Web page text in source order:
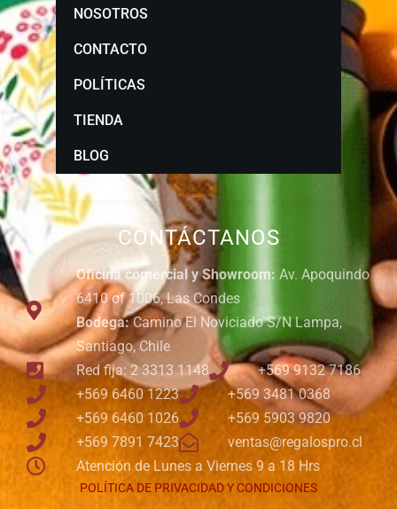
CONTÁCTANOS
Oficina comercial y Showroom: Av. Apoquindo
6410 of 1006, Las Condes
Bodega:Camino El Noviciado S/N Lampa,
Santiago, Chile
Red fija: 2 3313 1148
+569 9132 7186
+569 6460 1223
+569 3481 0368
+569 6460 1026
+569 5903 9820
+569 7891 7423
ventas@regalospro.cl
Atención de Lunes a Viernes 9 a 18 Hrs
POLÍTICA DE PRIVACIDAD Y CONDICIONES
NOSOTROS
CONTACTO
POLÍTICAS
TIENDA
BLOG